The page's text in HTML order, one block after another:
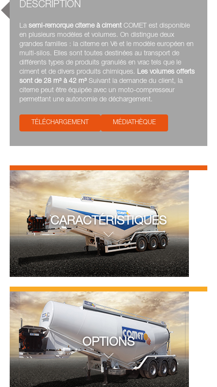
DESCRIPTION
La semi-remorque citerne à ciment COMET est disponible
en plusieurs modèles et volumes. On distingue deux
grandes familles : la citerne en Vé et le modèle européen en
multi-silos. Elles sont toutes destinées au transport de
différents types de produits granulés en vrac tels que le
ciment et de divers produits chimiques. Les volumes offerts
sont de 28 m³ à 42 m³ Suivant la demande du client, la
citerne peut être équipée avec un moto-compresseur
permettant une autonomie de déchargement.
TÉLÉCHARGEMENT MÉDIATHÈQUE
CARACTÉRISTIQUES
OPTIONS